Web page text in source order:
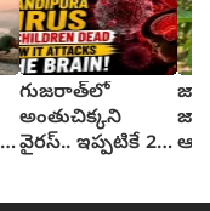
గుజరాత్‌లో
అంతుచిక్కని
వైరస్.. ఇప్పటికే 22